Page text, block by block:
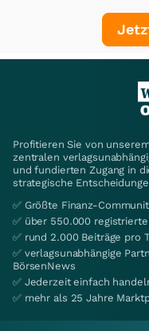
Profitieren Sie von
zentralen
und fundierten Zugang in
strategische
✅ Größte Finanz-
✅ über 550.000
✅ rund 2.000 Beiträge pro
✅ verlagsunabhängige
BörsenNews
✅ Jederzeit einfach
✅ mehr als 25 Jahre